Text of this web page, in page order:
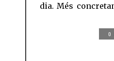
dia. Més
0